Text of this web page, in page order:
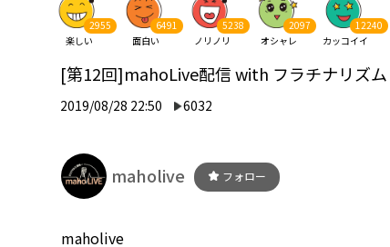
2955
楽しい
6491
面白い
5238
ノリノリ
2097
オシャレ
12240
カッコイイ
[第12回]mahoLive配信 with フラチナリズム
2019/08/28 22:50 6032
maholive フォロー
maholive